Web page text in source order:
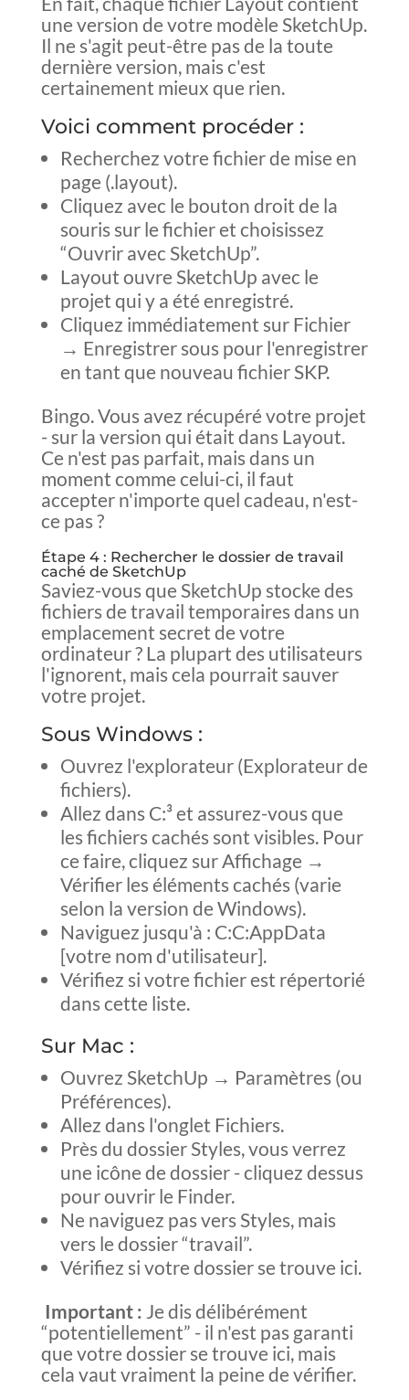
une version de votre modèle SketchUp.
Il ne s'agit peut-être pas de la toute
dernière version, mais c'est
certainement mieux que rien.
Voici comment procéder :
Recherchez votre fichier de mise en
page (.layout).
Cliquez avec le bouton droit de la
souris sur le fichier et choisissez
“Ouvrir avec SketchUp”.
Layout ouvre SketchUp avec le
projet qui y a été enregistré.
Cliquez immédiatement sur Fichier
→ Enregistrer sous pour l'enregistrer
en tant que nouveau fichier SKP.
Bingo. Vous avez récupéré votre projet
- sur la version qui était dans Layout.
Ce n'est pas parfait, mais dans un
moment comme celui-ci, il faut
accepter n'importe quel cadeau, n'est-
ce pas ?
Étape 4 : Rechercher le dossier de travail
caché de SketchUp
Saviez-vous que SketchUp stocke des
fichiers de travail temporaires dans un
emplacement secret de votre
ordinateur ? La plupart des utilisateurs
l'ignorent, mais cela pourrait sauver
votre projet.
Sous Windows :
Ouvrez l'explorateur (Explorateur de
fichiers).
Allez dans C:³ et assurez-vous que
les fichiers cachés sont visibles. Pour
ce faire, cliquez sur Affichage →
Vérifier les éléments cachés (varie
selon la version de Windows).
Naviguez jusqu'à : C:C:AppData
[votre nom d'utilisateur].
Vérifiez si votre fichier est répertorié
dans cette liste.
Sur Mac :
Ouvrez SketchUp → Paramètres (ou
Préférences).
Allez dans l'onglet Fichiers.
Près du dossier Styles, vous verrez
une icône de dossier - cliquez dessus
pour ouvrir le Finder.
Ne naviguez pas vers Styles, mais
vers le dossier “travail”.
Vérifiez si votre dossier se trouve ici.
Important : Je dis délibérément
“potentiellement” - il n'est pas garanti
que votre dossier se trouve ici, mais
cela vaut vraiment la peine de vérifier.